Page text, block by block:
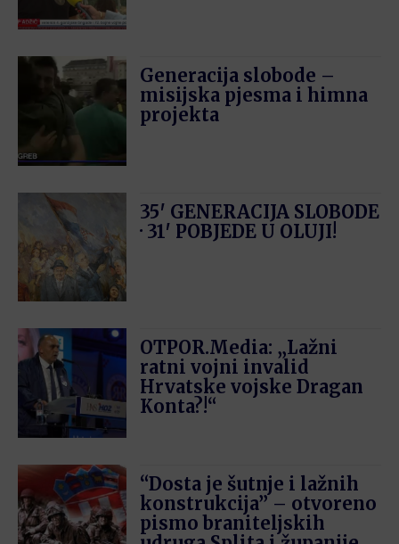
Generacija slobode –
misijska pjesma i himna
projekta
35′ GENERACIJA SLOBODE
· 31′ POBJEDE U OLUJI!
OTPOR.Media: „Lažni
ratni vojni invalid
Hrvatske vojske Dragan
Konta?!“
“Dosta je šutnje i lažnih
konstrukcija” – otvoreno
pismo braniteljskih